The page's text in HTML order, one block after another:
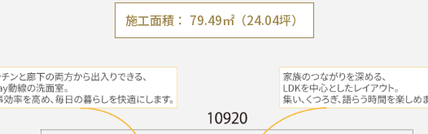
施工面積 79.49㎡（24.04坪）